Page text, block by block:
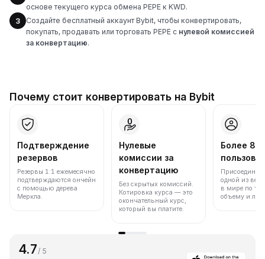
основе текущего курса обмена PEPE к KWD.
3
Создайте бесплатный аккаунт Bybit, чтобы конвертировать,
покупать, продавать или торговать PEPE с нулевой комиссией
за конвертацию.
Почему стоит конвертировать на Bybit
Подтверждение
резервов
Резервы 1:1 ежемесячно
подтверждаются ончейн
с помощью дерева
Меркла.
Нулевые
комиссии за
конвертацию
Без скрытых комиссий.
Котировка курса — это
окончательный курс,
который вы платите.
Более 86
одной из
в мире по
объему и
4.7 / 5